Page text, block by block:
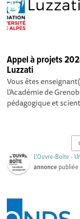
Appel à projets
Luzzati
Vous êtes
l’Académie de
pédagogique et
L'Ouvre-Boîte -
annonce